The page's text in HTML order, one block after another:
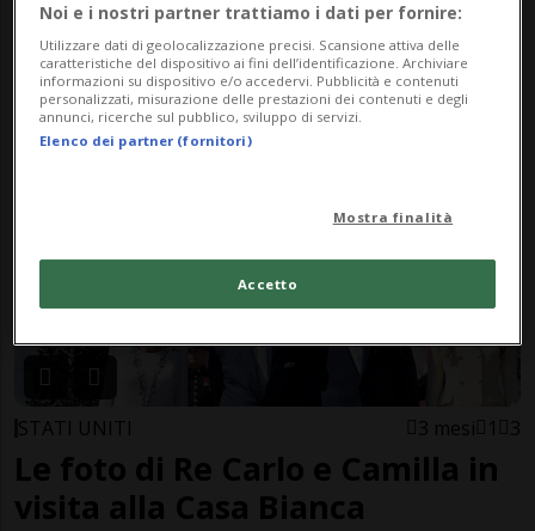
Dazi e segreti: il muro della
SECO
STATI UNITI 3 mesi 1 3
Le foto di Re Carlo e Camilla in
visita alla Casa Bianca
Noi e i nostri partner trattiamo i dati per fornire:
Utilizzare dati di geolocalizzazione precisi. Scansione attiva delle
caratteristiche del dispositivo ai fini dell’identificazione. Archiviare
informazioni su dispositivo e/o accedervi. Pubblicità e contenuti
personalizzati, misurazione delle prestazioni dei contenuti e degli
annunci, ricerche sul pubblico, sviluppo di servizi.
Elenco dei partner (fornitori)
Mostra finalità
Accetto